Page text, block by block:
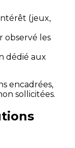
(jeux,
observé les
dédié aux
encadrées,
sollicitées.